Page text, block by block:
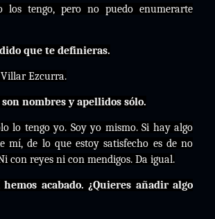
los tengo, pero no puedo enumerarte
que te definieras.
Villar Ezcurra.
son nombres y apellidos sólo.
lo tengo yo. Soy yo mismo. Si hay algo
mí, de lo que estoy satisfecho es de no
con reyes ni con mendigos. Da igual.
acabado. ¿Quieres añadir algo